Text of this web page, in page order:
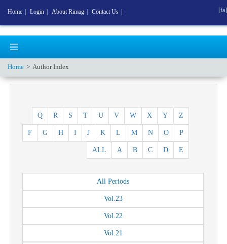
Home Author Index
Z
Y
X
W
V
U
T
S
R
Q
P
O
N
M
L
K
J
I
H
G
F
E
D
C
B
A
ALL
All Periods
Vol.23
Vol.22
Vol.21
Home Login About Rimag Contact Us [fa]